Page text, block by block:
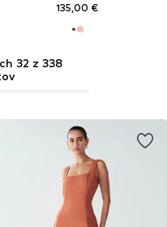
32 z 338
135,00 €